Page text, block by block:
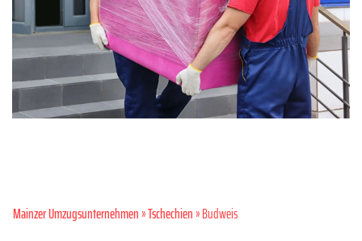
Mainzer Umzugsunternehmen»Tschechien» Budweis